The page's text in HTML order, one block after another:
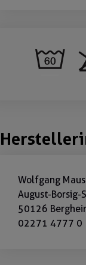
Wolfgang
August-Borsig-
50126
02271 4777 0